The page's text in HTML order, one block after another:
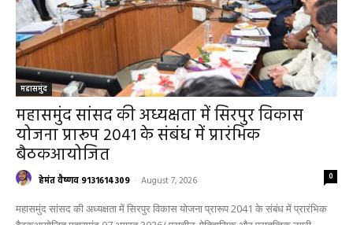
महासमुंद
महासमुंद सांसद की अध्यक्षता में सिरपुर विकास
योजना प्रारूप 2041 के संबंध में प्रारंभिक
बैठकआयोजित